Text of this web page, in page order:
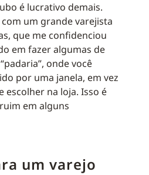
é lucrativo demais.
um grande varejista
que me confidenciou
em fazer algumas de
onde você
por uma janela, em vez
escolher na loja. Isso é
em alguns
um varejo